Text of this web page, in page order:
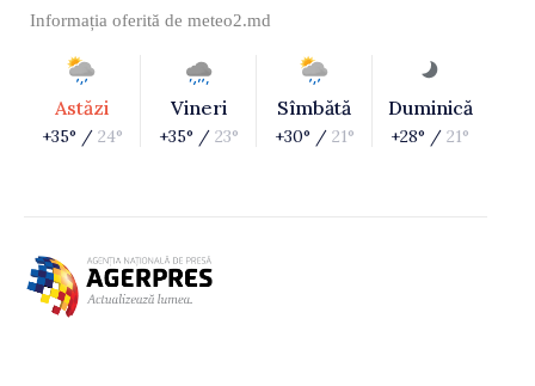
Informația oferită de meteo2.md
Astăzi
+35° / 24°
Vineri
+35° / 23°
Sîmbătă
+30° / 21°
Duminică
+28° / 21°